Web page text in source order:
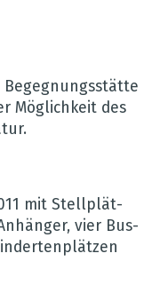
Begeg­nungs­stätte
Mög­lich­keit des
mit Stell­plät­
Anhän­ger, vier Bus­